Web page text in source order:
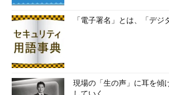
「電子署名」とは、「デジ
現場の「生の声」に耳を傾